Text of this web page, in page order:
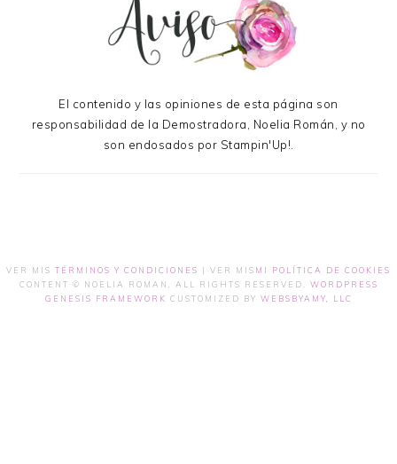
El contenido y las opiniones de esta página son
responsabilidad de la Demostradora, Noelia Román, y no
son endosados por Stampin'Up!.
VER MIS TÉRMINOS Y CONDICIONES | VER MIS MI POLÍTICA DE COOKIES
CONTENT © NOELIA ROMAN, ALL RIGHTS RESERVED. WORDPRESS
GENESIS FRAMEWORK CUSTOMIZED BY WEBSBYAMY, LLC